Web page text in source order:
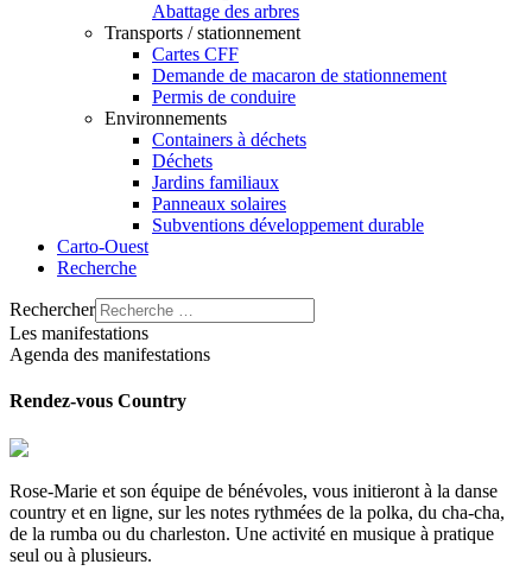
Abattage des arbres
Transports / stationnement
Cartes CFF
Demande de macaron de stationnement
Permis de conduire
Environnements
Containers à déchets
Déchets
Jardins familiaux
Panneaux solaires
Subventions développement durable
Carto-Ouest
Recherche
Rechercher
Les manifestations
Agenda des manifestations
Rendez-vous Country
Rose-Marie et son équipe de bénévoles, vous initieront à la danse
country et en ligne, sur les notes rythmées de la polka, du cha-cha,
de la rumba ou du charleston. Une activité en musique à pratique
seul ou à plusieurs.